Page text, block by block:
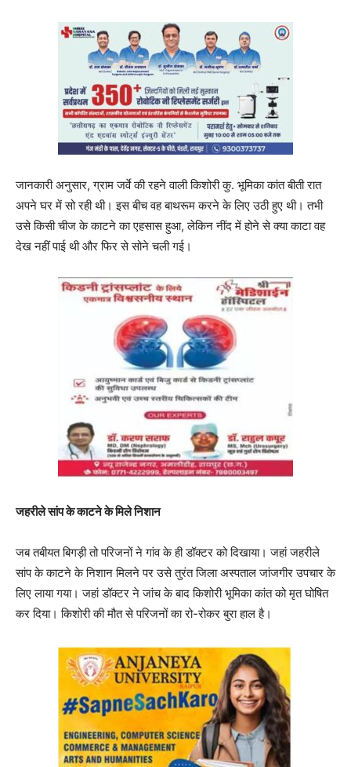
जानकारी अनुसार, ग्राम जर्वे की रहने वाली किशोरी कु. भूमिका कांत बीती रात
अपने घर में सो रही थी। इस बीच वह बाथरूम करने के लिए उठी हुए थी। तभी
उसे किसी चीज के काटने का एहसास हुआ, लेकिन नींद में होने से क्या काटा वह
देख नहीं पाई थी और फिर से सोने चली गई।
जहरीले सांप के काटने के मिले निशान
जब तबीयत बिगड़ी तो परिजनों ने गांव के ही डॉक्टर को दिखाया। जहां जहरीले
सांप के काटने के निशान मिलने पर उसे तुरंत जिला अस्पताल जांजगीर उपचार के
लिए लाया गया। जहां डॉक्टर ने जांच के बाद किशोरी भूमिका कांत को मृत घोषित
कर दिया। किशोरी की मौत से परिजनों का रो-रोकर बुरा हाल है।